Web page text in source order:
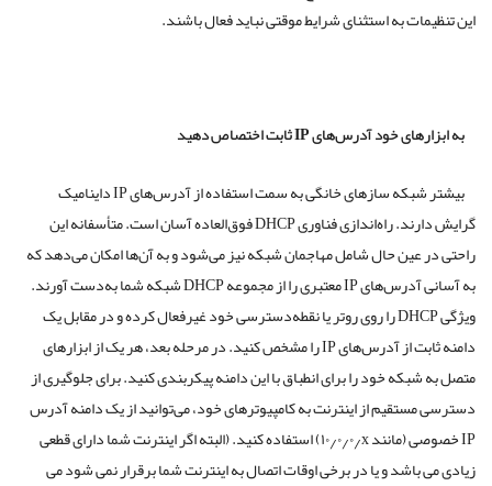
به استثنای شرایط موقتی نباید فعال باشند.
خود آدرس‌هایIPثابت اختصاص دهید
بیشتر شبکه سازهای خانگی به سمت استفاده از آدرس‌های IP داینامیک
گرایش دارند. راه‌اندازی فناوری DHCP فوق‌العاده آسان است. متأسفانه این
حال شامل مهاجمان شبکه نیز می‌شود و به آن‌ها امکان می‌دهد که
به ‌آسانی آدرس‌های IP معتبری را از مجموعه DHCP شبکه شما به‌دست آورند.
ویژگی DHCP را روی روتر یا نقطه‌دسترسی خود غیرفعال کرده و در مقابل یک
دامنه ثابت از آدرس‌های IP را مشخص کنید. در مرحله بعد، هر یک از ابزارهای
خود را برای انطباق با این دامنه پیکربندی کنید. برای جلوگیری از
از اینترنت به کامپیوترهای خود، می‌توانید از یک دامنه آدرس
IP خصوصی (مانند ۱۰٫۰٫۰٫x) استفاده کنید. (البته اگر اینترنت شما دارای قطعی
و یا در برخی اوقات اتصال به اینترنت شما برقرار نمی شود می